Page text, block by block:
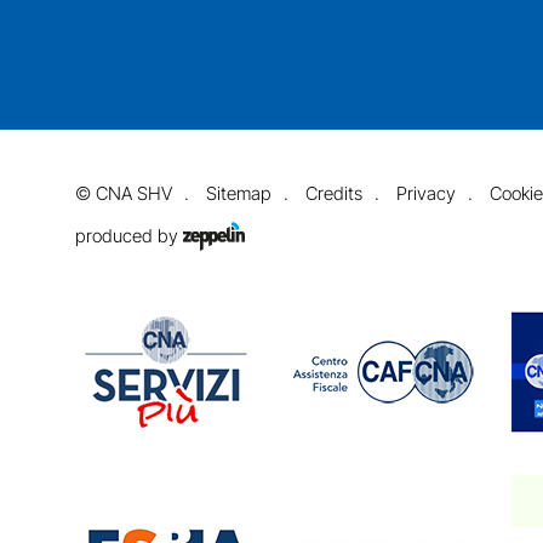
© CNA SHV Sitemap Credits Privacy
produced by